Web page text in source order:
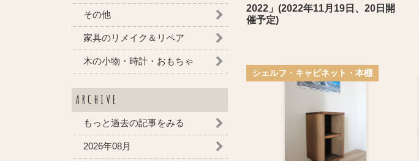
その他
家具のリメイク＆リペア
木の小物・時計・おもちゃ
ARCHIVE
もっと過去の記事をみる
2026年08月
2022」(2022年11月19日、20日開
催予定)
シェルフ・キャビネット・本棚